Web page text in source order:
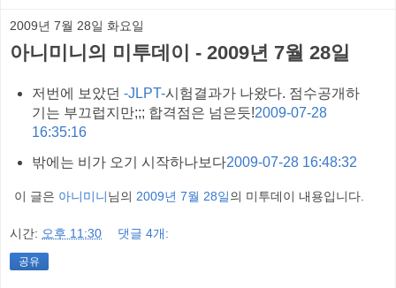
2009년 7월 28일 화요일
아니미니의 미투데이 - 2009년 7월 28일
저번에 보았던 -JLPT-시험결과가 나왔다. 점수공개하
기는 부끄럽지만;;; 합격점은 넘은듯!2009-07-28
16:35:16
밖에는 비가 오기 시작하나보다2009-07-28 16:48:32
이 글은 아니미니님의 2009년 7월 28일의 미투데이 내용입니다.
시간: 오후 11:30 댓글 4개:
공유